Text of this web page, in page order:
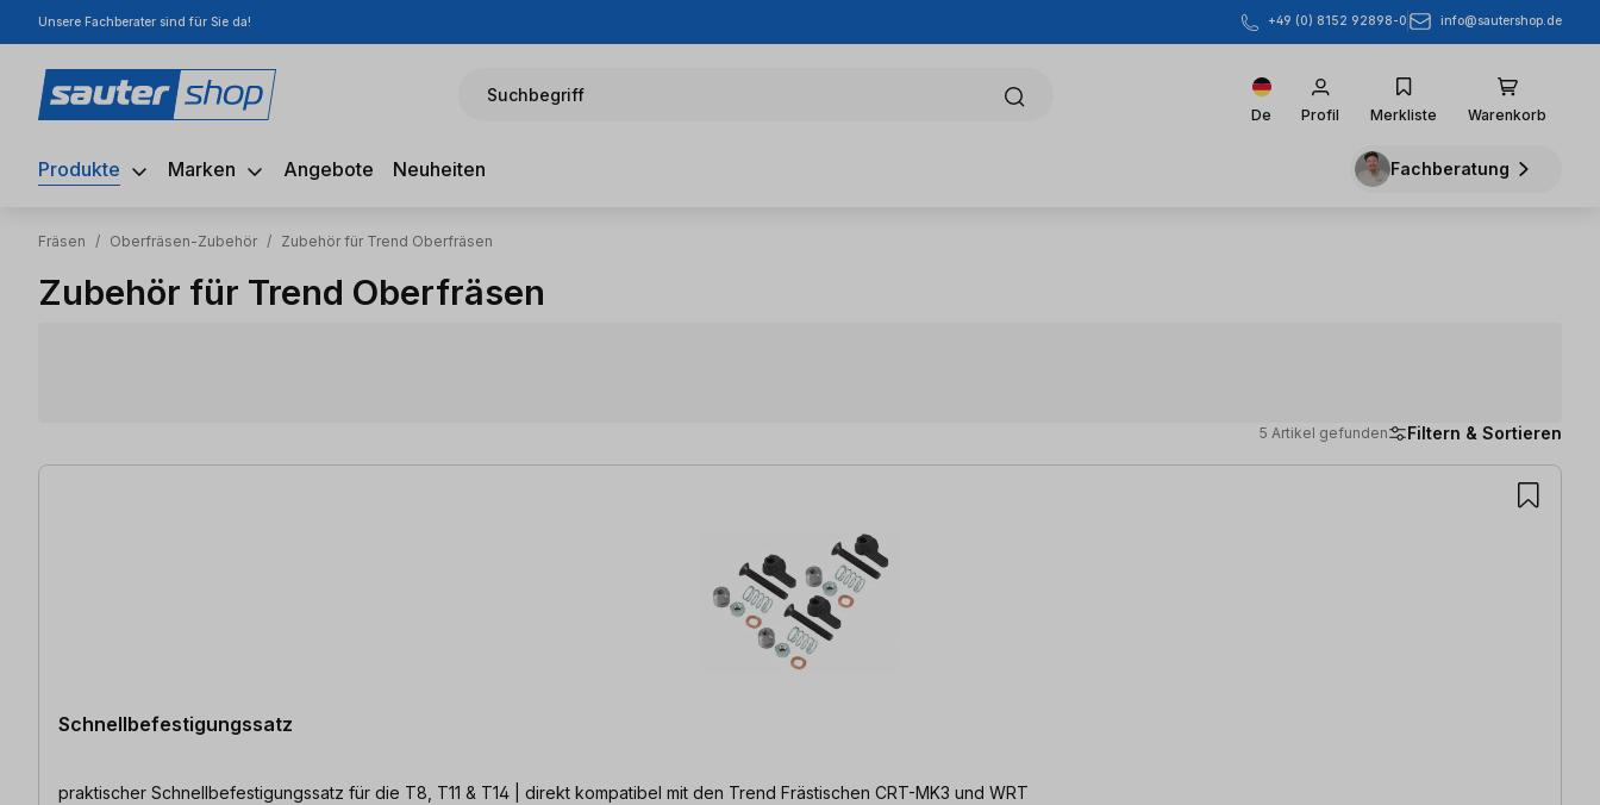
Hauptinhalt springen
Zur Suche springen
Zur Hauptnavigation springen
Unsere Fachberater sind für Sie da! +49 (0) 8152 92898-0 info@sautershop.de
Suchbegriff
De Profil Merkliste Warenkorb
Produkte Marken Angebote Neuheiten Fachberatung
Fräsen / Oberfräsen-Zubehör / Zubehör für Trend Oberfräsen
Zubehör für Trend Oberfräsen
5 Artikel gefunden Filtern & Sortieren
5 Artikel gefunden
Schnellbefestigungssatz
praktischer Schnellbefestigungssatz für die T8, T11 & T14 | direkt kompatibel mit den Trend Frästischen CRT-MK3 und WRT